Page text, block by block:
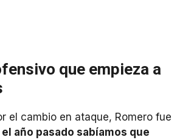
que empieza a
el cambio en ataque, Romero fue
el año pasado sabíamos que